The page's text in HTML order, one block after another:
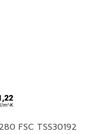
FSC TSS30192